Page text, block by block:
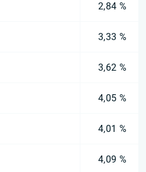
2,84 %
3,33 %
3,62 %
4,05 %
4,01 %
4,09 %